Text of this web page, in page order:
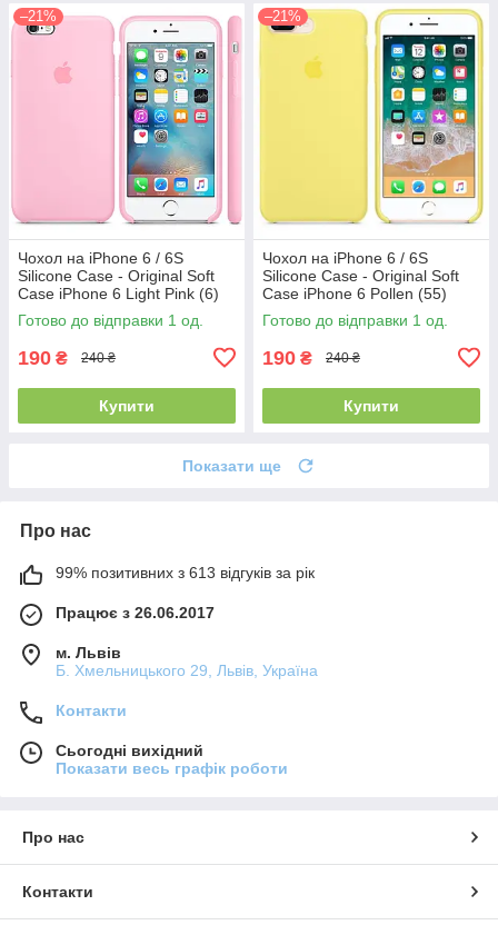
–21%
Чохол на iPhone 6 / 6S
Silicone Case - Original Soft
Case iPhone 6 Light Pink (6)
Готово до відправки 1 од.
190 ₴ 240 ₴
Купити
–21%
Чохол на iPhone 6 / 6S
Silicone Case - Original Soft
Case iPhone 6 Pollen (55)
Готово до відправки 1 од.
190 ₴ 240 ₴
Купити
Показати ще
Про нас
99% позитивних з 613 відгуків за рік
Працює з 26.06.2017
м. Львів
Б. Хмельницького 29, Львів, Україна
Контакти
Сьогодні вихідний
Показати весь графік роботи
Про нас
Контакти